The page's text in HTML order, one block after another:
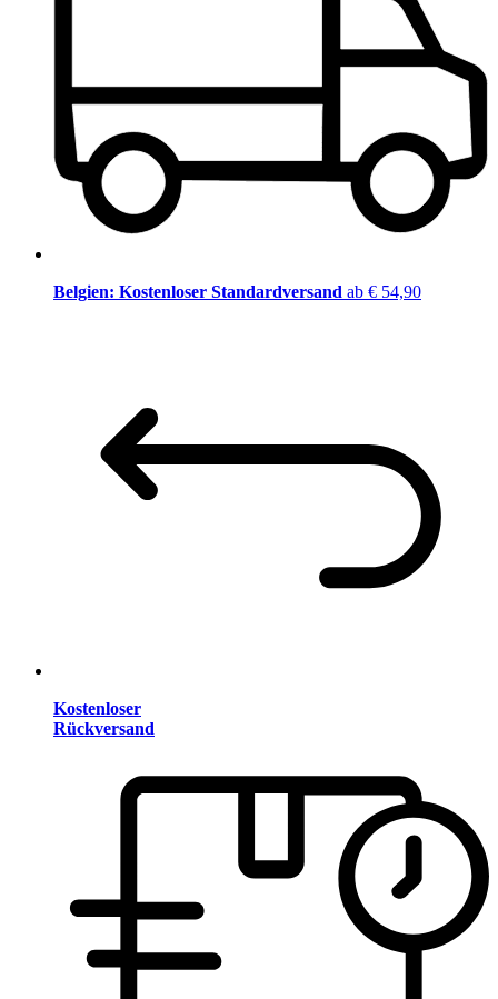
Belgien: Kostenloser Standardversand ab € 54,90
Kostenloser
Rückversand